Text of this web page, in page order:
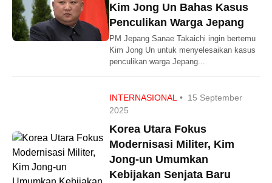
Kim Jong Un Bahas Kasus
Penculikan Warga Jepang
PM Jepang Sanae Takaichi ingin bertemu
Kim Jong Un untuk menyelesaikan kasus
penculikan warga Jepang...
INTERNASIONAL • 15 September
2025
Korea Utara Fokus
Modernisasi Militer, Kim
Jong-un Umumkan
Kebijakan Senjata Baru